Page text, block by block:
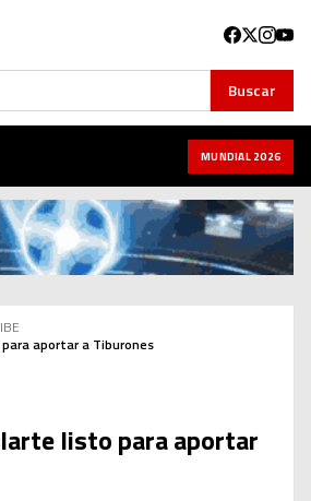
Buscar
MUNDIAL 2026
aportar a Tiburones
listo para aportar